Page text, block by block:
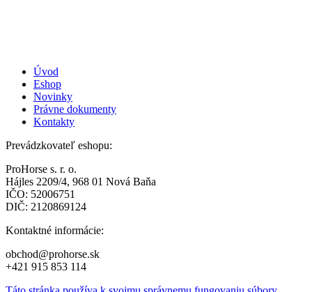
Úvod
Eshop
Novinky
Právne dokumenty
Kontakty
Prevádzkovateľ eshopu:
ProHorse s. r. o.
Hájles 2209/4, 968 01 Nová Baňa
IČO: 52006751
DIČ: 2120869124
Kontaktné informácie:
obchod@prohorse.sk
+421 915 853 114